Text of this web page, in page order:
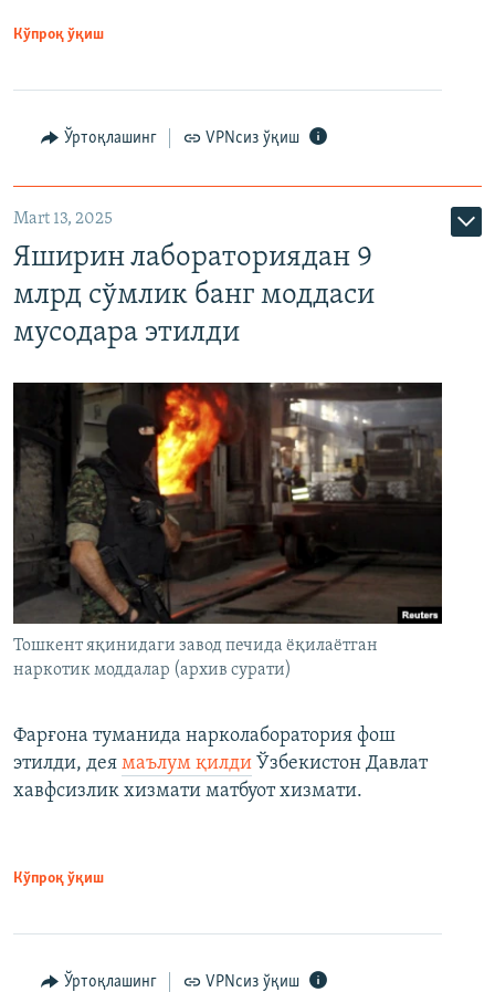
Кўпроқ ўқиш
Ўртоқлашинг VPNсиз ўқиш
Mart 13, 2025
Яширин лабораториядан 9
млрд сўмлик банг моддаси
мусодара этилди
Тошкент яқинидаги завод печида ёқилаётган
наркотик моддалар (архив сурати)
Фарғона туманида нарколаборатория фош
этилди, дея маълум қилди Ўзбекистон Давлат
хавфсизлик хизмати матбуот хизмати.
Кўпроқ ўқиш
Ўртоқлашинг VPNсиз ўқиш